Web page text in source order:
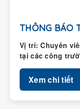
Vị trí: Chuyên
tại các công
Xem chi tiết